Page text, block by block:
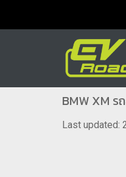
BMW XM
Last updated: